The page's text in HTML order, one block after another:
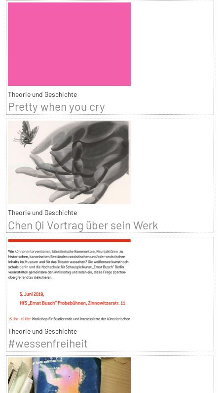
Theorie und Geschichte
Pretty when you cry
Theorie und Geschichte
Chen Qi Vortrag über sein Werk
Theorie und Geschichte
#wessenfreiheit